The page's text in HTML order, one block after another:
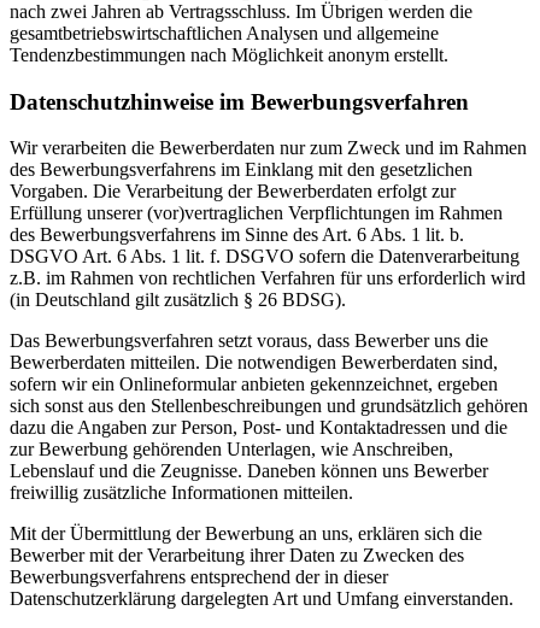
nach zwei Jahren ab Vertragsschluss. Im Übrigen werden die
gesamtbetriebswirtschaftlichen Analysen und allgemeine
Tendenzbestimmungen nach Möglichkeit anonym erstellt.
Datenschutzhinweise im Bewerbungsverfahren
Wir verarbeiten die Bewerberdaten nur zum Zweck und im Rahmen
des Bewerbungsverfahrens im Einklang mit den gesetzlichen
Vorgaben. Die Verarbeitung der Bewerberdaten erfolgt zur
Erfüllung unserer (vor)vertraglichen Verpflichtungen im Rahmen
des Bewerbungsverfahrens im Sinne des Art. 6 Abs. 1 lit. b.
DSGVO Art. 6 Abs. 1 lit. f. DSGVO sofern die Datenverarbeitung
z.B. im Rahmen von rechtlichen Verfahren für uns erforderlich wird
(in Deutschland gilt zusätzlich § 26 BDSG).
Das Bewerbungsverfahren setzt voraus, dass Bewerber uns die
Bewerberdaten mitteilen. Die notwendigen Bewerberdaten sind,
sofern wir ein Onlineformular anbieten gekennzeichnet, ergeben
sich sonst aus den Stellenbeschreibungen und grundsätzlich gehören
dazu die Angaben zur Person, Post- und Kontaktadressen und die
zur Bewerbung gehörenden Unterlagen, wie Anschreiben,
Lebenslauf und die Zeugnisse. Daneben können uns Bewerber
freiwillig zusätzliche Informationen mitteilen.
Mit der Übermittlung der Bewerbung an uns, erklären sich die
Bewerber mit der Verarbeitung ihrer Daten zu Zwecken des
Bewerbungsverfahrens entsprechend der in dieser
Datenschutzerklärung dargelegten Art und Umfang einverstanden.